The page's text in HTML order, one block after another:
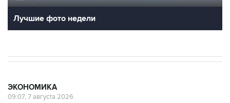
Лучшие фото недели
ЭКОНОМИКА
09:07, 7 августа 2026